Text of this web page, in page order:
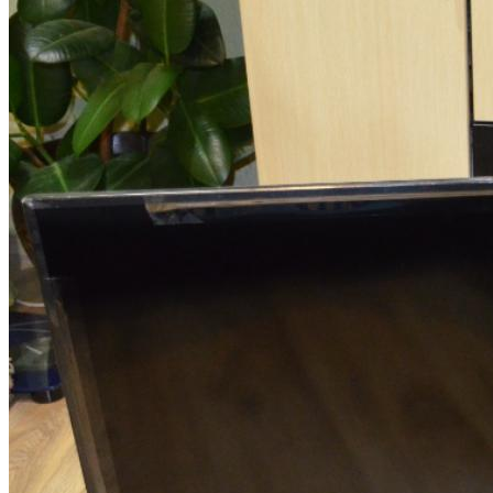
Hyundai Santa Fe: Мощное Сочетание
Традиций И Новаций При Расходе 6 Л
На «сотню»